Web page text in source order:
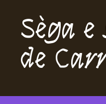
Sèga
de